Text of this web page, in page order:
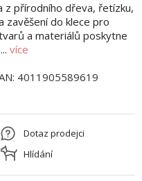
z přírodního dřeva, řetízku,
zavěšení do klece pro
a materiálů poskytne
více
4011905589619
Dotaz prodejci
Hlídání